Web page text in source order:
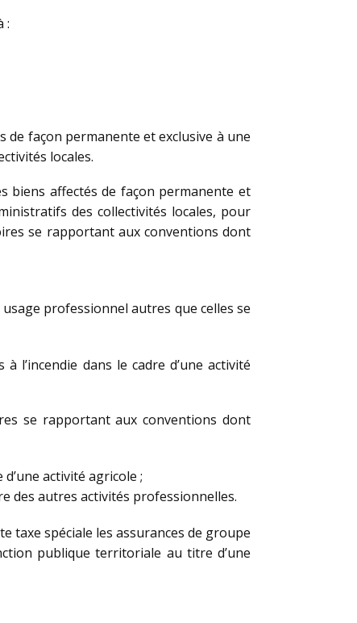
:
de façon permanente et exclusive à une
locales.
biens affectés de façon permanente et
des collectivités locales, pour
se rapportant aux conventions dont
professionnel autres que celles se
l’incendie dans le cadre d’une activité
se rapportant aux conventions dont
activité agricole ;
des autres activités professionnelles.
taxe spéciale les assurances de groupe
publique territoriale au titre d’une